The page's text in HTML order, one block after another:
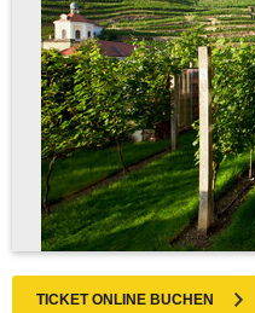
TICKET ONLINE BUCHEN